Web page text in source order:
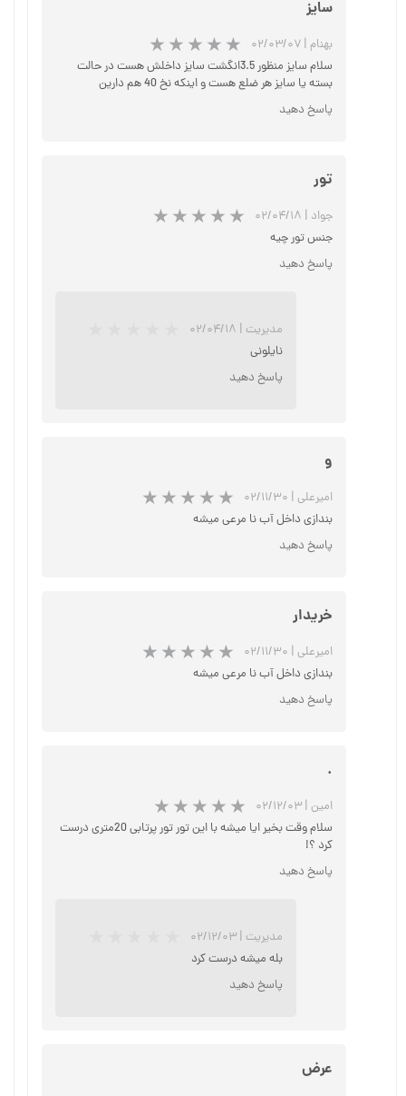
★★
★★★
سایز
بهنام | ۰۲/۰۳/۰۷
★
سلام سایز منظور 3.5انگشت سایز داخلش هست در حالت
بسته یا سایز هر ضلع هست و اینکه نخ 40 هم دارین
پاسخ دهید
تور
جواد | ۰۲/۰۴/۱۸
جنس تور چیه
پاسخ دهید
مدیریت | ۰۲/۰۴/۱۸
نایلونی
پاسخ دهید
و
امیرعلی | ۰۲/۱۱/۳۰
بندازی داخل آب نا مرعی میشه
پاسخ دهید
خریدار
امیرعلی | ۰۲/۱۱/۳۰
بندازی داخل آب نا مرعی میشه
پاسخ دهید
.
امین | ۰۲/۱۲/۰۳
سلام وقت بخیر ایا میشه با ای‏ن تور تور پرتابی 20متری درست
کرد ؟!
پاسخ دهید
مدیریت | ۰۲/۱۲/۰۳
بله میشه درست کرد
پاسخ دهید
عرض